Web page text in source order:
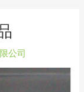
公司